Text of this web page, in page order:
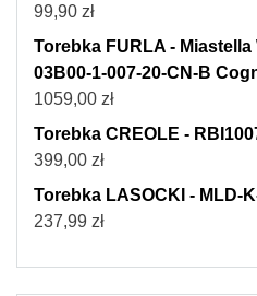
99,90 zł
Torebka FURLA - Miastella
03B00-1-007-20-CN-B
1059,00 zł
Torebka CREOLE -
399,00 zł
Torebka LASOCKI - MLD-
237,99 zł